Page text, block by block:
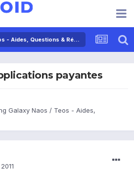
Samsung Galaxy Naos / Teos - Aides, Questions & Réponses
payantes
Galaxy Naos / Teos - Aides,